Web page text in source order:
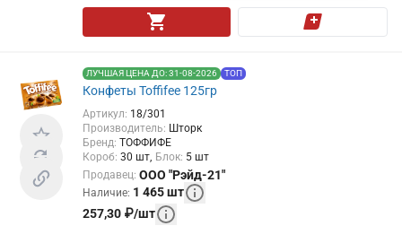
ЛУЧШАЯ ЦЕНА ДО: 31-08-2026 ТОП
Конфеты Toffifee 125гр
Артикул: 18/301
Производитель: Шторк
Бренд: ТОФФИФЕ
Короб: 30 шт Блок: 5 шт
Продавец: ООО "Рэйд-21"
Наличие: 1 465шт
257,30 ₽/шт